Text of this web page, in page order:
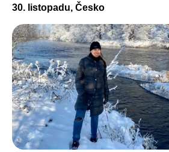
30. listopadu, Česko